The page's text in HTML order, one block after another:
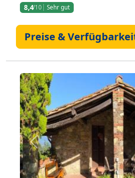
8,4/10 Sehr gut
Preise &
Zurück